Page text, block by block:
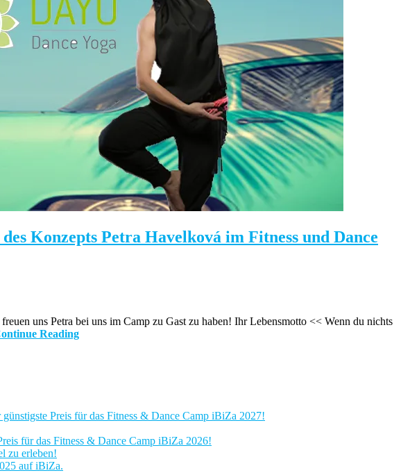
Konzepts Petra Havelková im Fitness und Dance
uns Petra bei uns im Camp zu Gast zu haben! Ihr Lebensmotto << Wenn du nichts
Reading
Preis für das Fitness & Dance Camp iBiZa 2027!
für das Fitness & Dance Camp iBiZa 2026!
zu erleben!
auf iBiZa.